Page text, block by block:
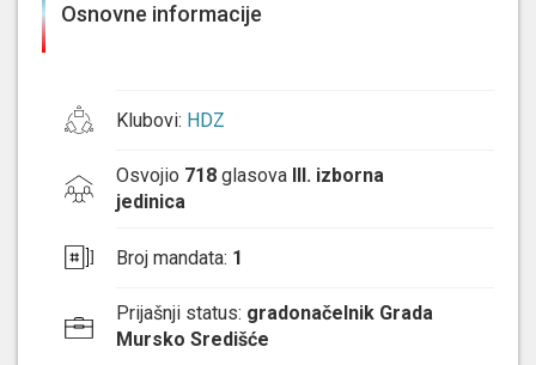
Osnovne informacije
Klubovi: HDZ
Osvojio 718 glasova III. izborna
jedinica
Broj mandata: 1
Prijašnji status: gradonačelnik Grada
Mursko Središće